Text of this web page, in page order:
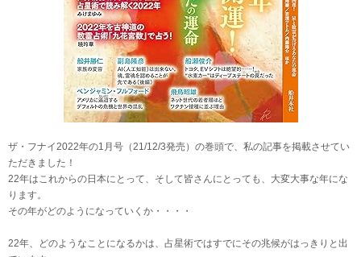
ザ・フナイ2022年の1月号（21/12/3発売）の巻頭で、私の記事を掲載させてい
ただきました！
22年はこれからの日本にとって、そして皆さんにとっても、大変大事な年にな
ります。
その年がどのようになっていくか・・・・
22年、どのようなことになるかは、占星術ではすでにその兆候がはっきりと出